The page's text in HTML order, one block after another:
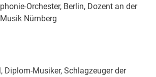
Orchester, Berlin, Dozent an der
Nürnberg
Diplom-Musiker, Schlagzeuger der